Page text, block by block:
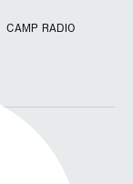
CAMP RADIO